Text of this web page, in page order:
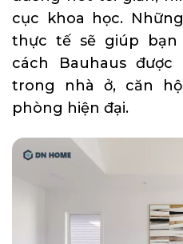
cục khoa học.
thực tế sẽ giúp
cách Bauhaus
trong nhà ở, căn
phòng hiện đại.